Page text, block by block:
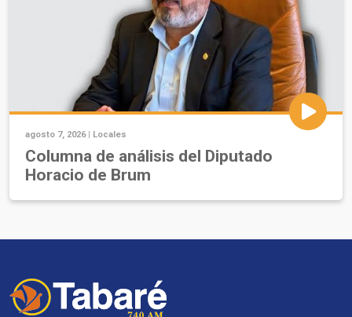
agosto 7, 2026 | Locales
Columna de análisis del Diputado
Horacio de Brum